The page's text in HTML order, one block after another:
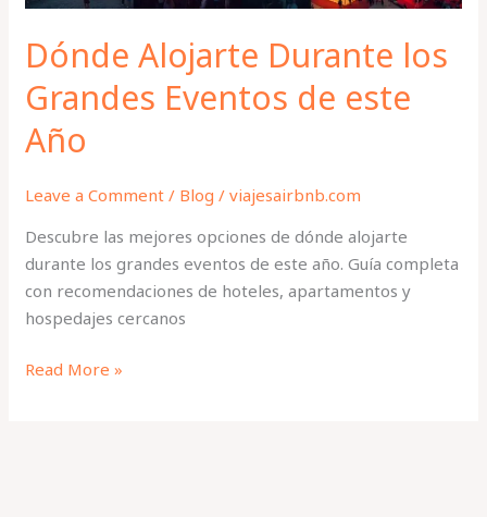
Dónde Alojarte Durante los
Grandes Eventos de este
Año
Leave a Comment / Blog /viajesairbnb.com
Descubre las mejores opciones de dónde alojarte
durante los grandes eventos de este año. Guía completa
con recomendaciones de hoteles, apartamentos y
hospedajes cercanos
Read More »